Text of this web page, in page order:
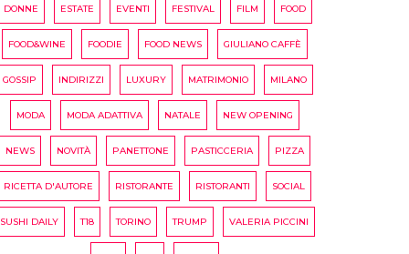
DONNE ESTATE EVENTI FESTIVAL FILM FOOD
FOOD&WINE FOODIE FOOD NEWS GIULIANO CAFFÈ
GOSSIP INDIRIZZI LUXURY MATRIMONIO MILANO
MODA MODA ADATTIVA NATALE NEW OPENING
NEWS NOVITÀ PANETTONE PASTICCERIA PIZZA
RICETTA D'AUTORE RISTORANTE RISTORANTI SOCIAL
SUSHI DAILY T18 TORINO TRUMP VALERIA PICCINI